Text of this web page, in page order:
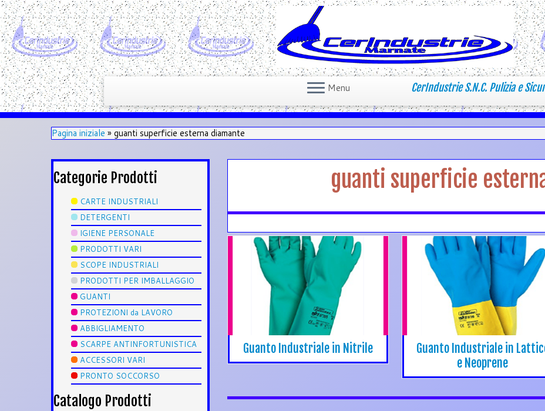
CerIndustrie S.N.C. Pulizia e
Menu
Pagina iniziale » guanti superficie esterna diamante
Categorie Prodotti
CARTE INDUSTRIALI
DETERGENTI
IGIENE PERSONALE
PRODOTTI VARI
SCOPE INDUSTRIALI
PRODOTTI PER IMBALLAGGIO
GUANTI
PROTEZIONI da LAVORO
ABBIGLIAMENTO
SCARPE ANTINFORTUNISTICA
ACCESSORI VARI
PRONTO SOCCORSO
Catalogo Prodotti
guanti superficie
Guanto Industriale in Nitrile
Guanto Industriale in
e Neoprene